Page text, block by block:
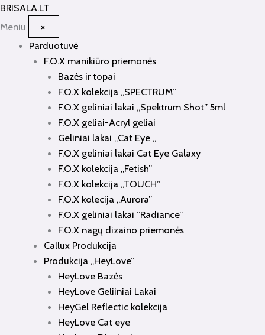
BRISALA.LT
Meniu
×
Parduotuvė
F.O.X manikiūro priemonės
Bazės ir topai
F.O.X kolekcija „SPECTRUM”
F.O.X geliniai lakai „Spektrum Shot” 5ml
F.O.X geliai-Acryl geliai
Geliniai lakai „Cat Eye „
F.O.X geliniai lakai Cat Eye Galaxy
F.O.X kolekcija „Fetish”
F.O.X kolekcija „TOUCH”
F.O.X kolecija „Aurora”
F.O.X geliniai lakai ”Radiance”
F.O.X nagų dizaino priemonės
Callux Produkcija
Produkcija „HeyLove”
HeyLove Bazės
HeyLove Geliiniai Lakai
HeyGel Reflectic kolekcija
HeyLove Cat eye
Pereiti
prie